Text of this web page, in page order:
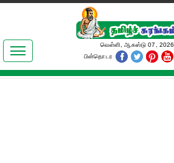
இலக்கியங்கள்
தமிழ் உலகம்
வெள்ளி, ஆகஸ்டு 07, 2026
பின்தொடர